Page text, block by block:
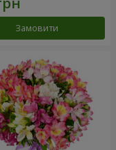
Замовити